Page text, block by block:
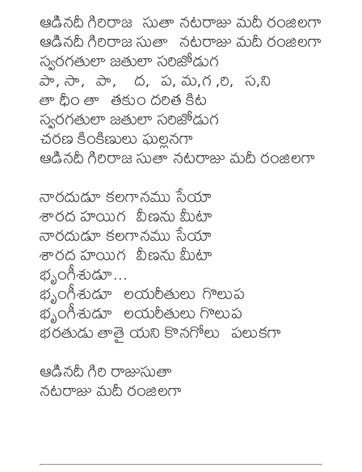
ఆడినదీ గిరిరాజ  సుతా నటరాజు మదీ రంజిలగా
ఆడినదీ గిరిరాజ సుతా  నటరాజు మదీ రంజిలగా
స్వరగతులా జతులా సరిజోడుగ
పా, సా,  పా,   ద,  ప, మ,గ ,రి,  స,ని
తా ధీం తా  తకుం దరిత కిట
స్వరగతులా జతులా సరిజోడుగ
చరణ కింకిణులు ఘల్లనగా
ఆడినదీ గిరిరాజ సుతా నటరాజు మదీ రంజిలగా
నారదుడూ కలగానము సేయా
శారద హయిగ  వీణను మీటా
నారదుడూ కలగానము సేయా
శారద హయిగ  వీణను మీటా
భృంగీశుడూ...
భృంగీశుడూ  లయరీతులు గొలుప
భృంగీశుడూ  లయరీతులు గొలుప
భరతుడు తాతై యని కొనగోలు  పలుకగా
ఆడినదీ గిరి రాజుసుతా
నటరాజు మదీ రంజిలగా